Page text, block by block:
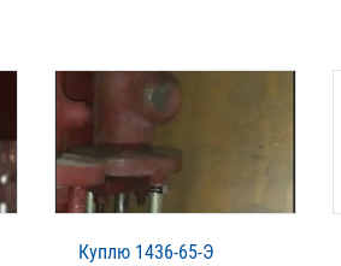
Куплю 1436-65-Э